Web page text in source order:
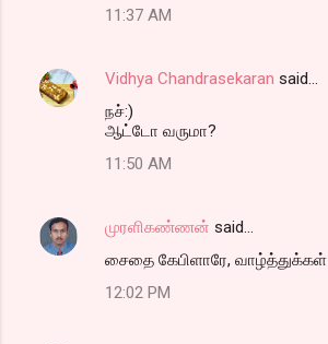
11:37 AM
Vidhya Chandrasekaran said…
நச்:)
ஆட்டோ வருமா?
11:50 AM
முரளிகண்ணன் said…
சைதை கேபிளாரே, வாழ்த்துக்கள்
12:02 PM